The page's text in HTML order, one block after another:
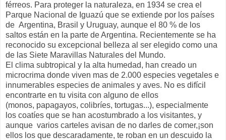
férreos. Para proteger la naturaleza, en 1934 se crea el
Parque Nacional de Iguazú que se extiende por los países
de Argentina, Brasil y Uruguay, aunque el 80 % de los
saltos están en la parte de Argentina. Recientemente se ha
reconocido su excepcional belleza al ser elegido como una
de las Siete Maravillas Naturales del Mundo.
El clima subtropical y la alta humedad, han creado un
microcrima donde viven mas de 2.000 especies vegetales e
innumerables especies de animales y aves. No es difícil
encontrarte en tu visita con alguno de ellos
(monos, papagayos, colibríes, tortugas...), especialmente
los coatíes que se han acostumbrado a los visitantes, y
aunque varios carteles avisan de no darles de comer,¡son
ellos los que descaradamente, te roban en un descuido la